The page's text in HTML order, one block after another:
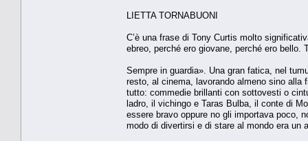
LIETTA TORNABUONI
C’è una frase di Tony Curtis molto
ebreo, perché ero giovane, perché ero bello.
Sempre in guardia». Una gran fatica, nel
resto, al cinema, lavorando almeno sino alla
tutto: commedie brillanti con sottovesti o
ladro, il vichingo e Taras Bulba, il conte di
essere bravo oppure no gli importava poco,
modo di divertirsi e di stare al mondo era un